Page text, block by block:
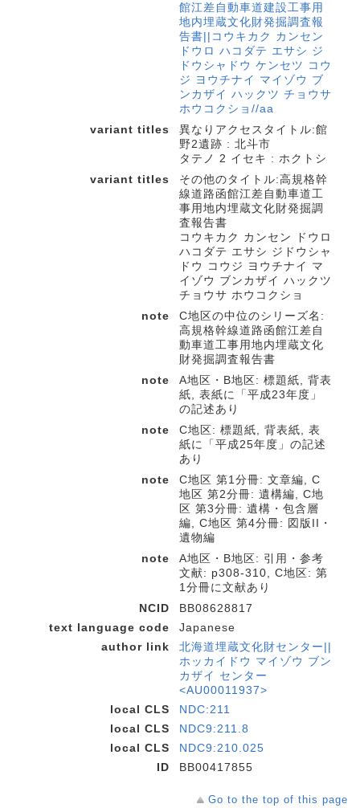
館江差自動車道建設工事用
地内埋蔵文化財発掘調査報
告書||コウキカク カンセン
ドウロ ハコダテ エサシ ジ
ドウシャドウ ケンセツ コウ
ジ ヨウチナイ マイゾウ ブ
ンカザイ ハックツ チョウサ
ホウコクショ//aa
variant titles
異なりアクセスタイトル:館
野2遺跡 : 北斗市
タテノ 2 イセキ : ホクトシ
variant titles
その他のタイトル:高規格幹
線道路函館江差自動車道工
事用地内埋蔵文化財発掘調
査報告書
コウキカク カンセン ドウロ
ハコダテ エサシ ジドウシャ
ドウ コウジ ヨウチナイ マ
イゾウ ブンカザイ ハックツ
チョウサ ホウコクショ
note
C地区の中位のシリーズ名:
高規格幹線道路函館江差自
動車道工事用地内埋蔵文化
財発掘調査報告書
note
A地区・B地区: 標題紙, 背表
紙, 表紙に「平成23年度」
の記述あり
note
C地区: 標題紙, 背表紙, 表
紙に「平成25年度」の記述
あり
note
C地区 第1分冊: 文章編, C
地区 第2分冊: 遺構編, C地
区 第3分冊: 遺構・包含層
編, C地区 第4分冊: 図版II・
遺物編
note
A地区・B地区: 引用・参考
文献: p308-310, C地区: 第
1分冊に文献あり
NCID
BB08628817
text language code
Japanese
author link
北海道埋蔵文化財センター||
ホッカイドウ マイゾウ ブン
カザイ センター
<AU00011937>
local CLS
NDC:211
local CLS
NDC9:211.8
local CLS
NDC9:210.025
ID
BB00417855
Go to the top of this page